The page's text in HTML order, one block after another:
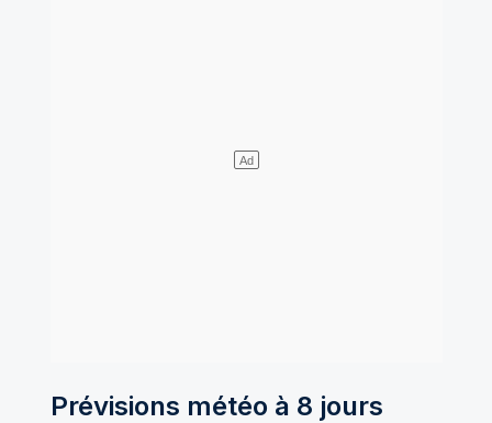
Prévisions météo à 8 jours